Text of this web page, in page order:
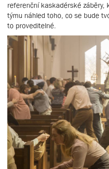
referenční kaskadérské záběry,
týmu náhled toho, co se bude
to proveditelné.